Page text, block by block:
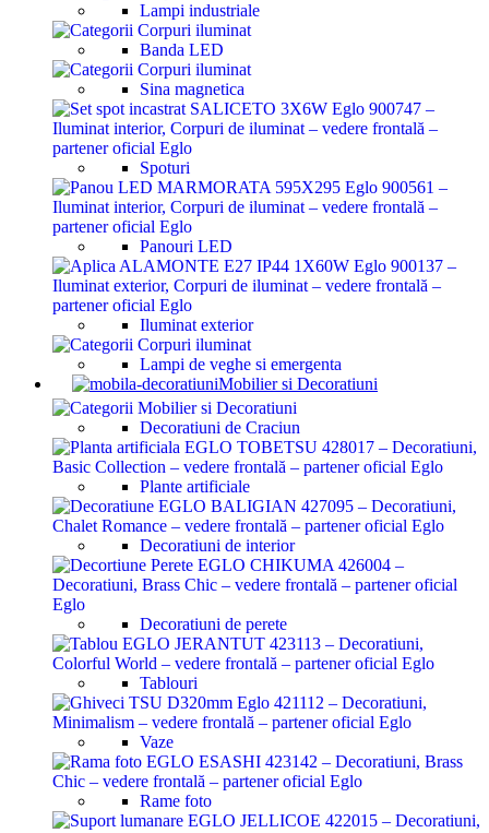
Lampi industriale
Banda LED
Sina magnetica
Spoturi
Panouri LED
Iluminat exterior
Lampi de veghe si emergenta
Mobilier si Decoratiuni
Decoratiuni de Craciun
Plante artificiale
Decoratiuni de interior
Decoratiuni de perete
Tablouri
Vaze
Rame foto